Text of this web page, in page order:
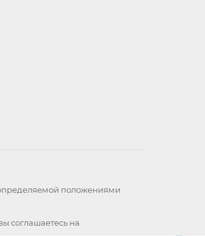
положениями
соглашаетесь на